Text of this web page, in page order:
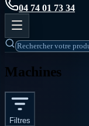
04 74 01 73 34
Machines
Filtres